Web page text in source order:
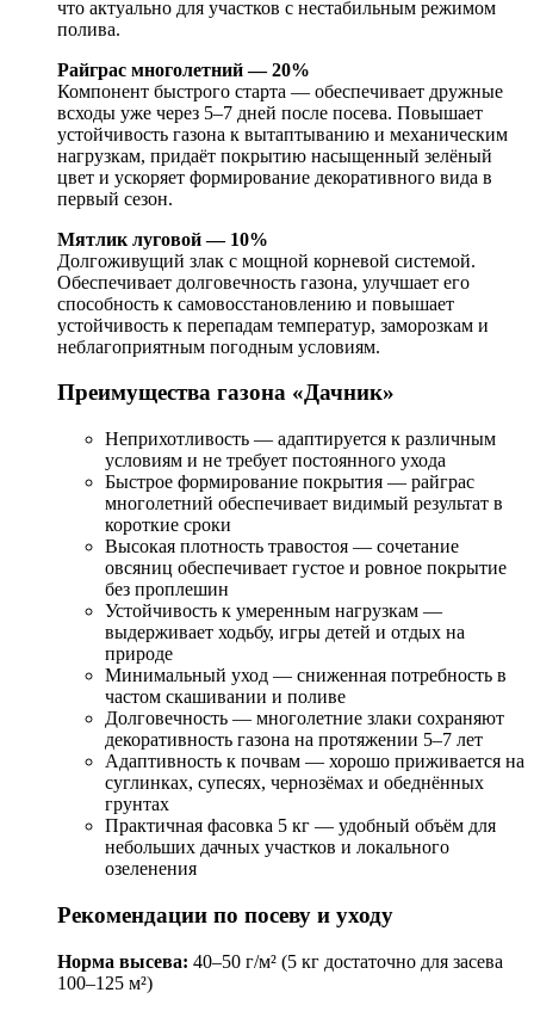
что актуально для участков с нестабильным режимом
полива.
Райграс многолетний — 20%
Компонент быстрого старта — обеспечивает дружные
всходы уже через 5–7 дней после посева. Повышает
устойчивость газона к вытаптыванию и механическим
нагрузкам, придаёт покрытию насыщенный зелёный
цвет и ускоряет формирование декоративного вида в
первый сезон.
Мятлик луговой — 10%
Долгоживущий злак с мощной корневой системой.
Обеспечивает долговечность газона, улучшает его
способность к самовосстановлению и повышает
устойчивость к перепадам температур, заморозкам и
неблагоприятным погодным условиям.
Преимущества газона «Дачник»
Неприхотливость — адаптируется к различным
условиям и не требует постоянного ухода
Быстрое формирование покрытия — райграс
многолетний обеспечивает видимый результат в
короткие сроки
Высокая плотность травостоя — сочетание
овсяниц обеспечивает густое и ровное покрытие
без проплешин
Устойчивость к умеренным нагрузкам —
выдерживает ходьбу, игры детей и отдых на
природе
Минимальный уход — сниженная потребность в
частом скашивании и поливе
Долговечность — многолетние злаки сохраняют
декоративность газона на протяжении 5–7 лет
Адаптивность к почвам — хорошо приживается на
суглинках, супесях, чернозёмах и обеднённых
грунтах
Практичная фасовка 5 кг — удобный объём для
небольших дачных участков и локального
озеленения
Рекомендации по посеву и уходу
Норма высева: 40–50 г/м² (5 кг достаточно для засева
100–125 м²)